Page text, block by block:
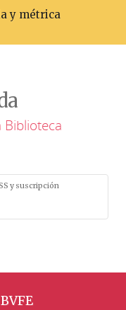
y métrica
y suscripción